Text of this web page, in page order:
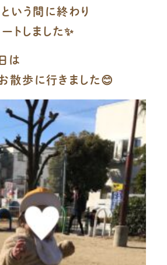
いう間に終わり
トしました✨
は
散歩に行きました😊